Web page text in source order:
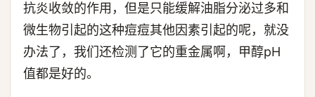
抗炎收敛的作用，但是只能缓解油脂分泌过多和
微生物引起的这种痘痘其他因素引起的呢，就没
办法了，我们还检测了它的重金属啊，甲醇pH
值都是好的。